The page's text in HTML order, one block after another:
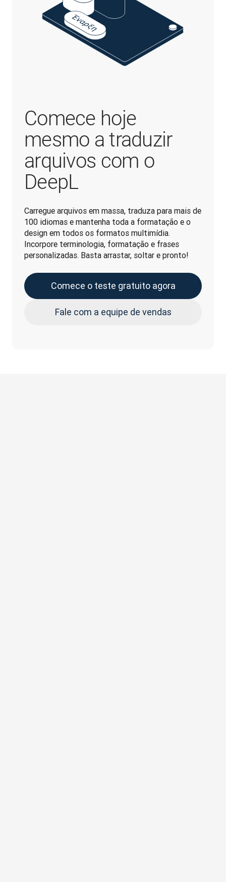
Comece hoje
mesmo a traduzir
arquivos com o
DeepL
Carregue arquivos em massa, traduza para mais de
100 idiomas e mantenha toda a formatação e o
design em todos os formatos multimídia.
Incorpore terminologia, formatação e frases
personalizadas. Basta arrastar, soltar e pronto!
Comece o teste gratuito agora
Fale com a equipe de vendas